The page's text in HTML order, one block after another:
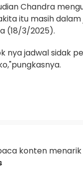
Chandra
itu masih
(18/3/2025).
nya jadwal sidak
konten